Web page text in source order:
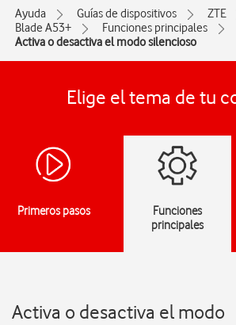
Ayuda Guías de dispositivos
ZTE
Blade A53+
Funciones principales
Activa o desactiva el modo silencioso
Elige el tema de tu
Primeros pasos
Funciones
principales
Activa o desactiva el modo